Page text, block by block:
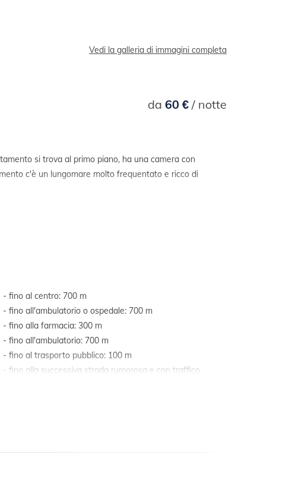
Vedi la galleria di immagini completa
da 60 €/ notte
si trova al primo piano, ha una camera con
c'è un lungomare molto frequentato e ricco di
- fino al centro: 700 m
- fino all'ambulatorio o ospedale: 700 m
- fino alla farmacia: 300 m
- fino all'ambulatorio: 700 m
- fino al trasporto pubblico: 100 m
- fino alla successiva strada rumorosa e con traffico